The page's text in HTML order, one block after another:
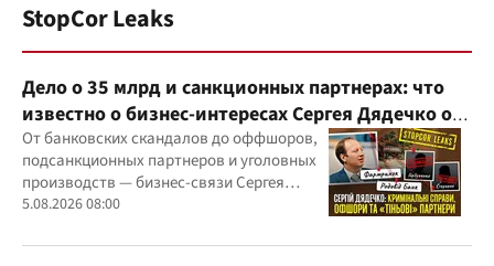
StopCor Leaks
Дело о 35 млрд и санкционных партнерах: что
известно о бизнес-интересах Сергея Дядечко от
"Родовид Банка" до "ФАРМАСЕЛ"
От банковских скандалов до оффшоров,
подсанкционных партнеров и уголовных
производств — бизнес-связи Сергея
Дядечко до сих пор простираются через
юрисдикций
5.08.2026 08:00